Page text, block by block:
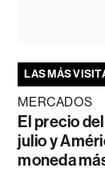
LAS MÁS
MERCADOS
El precio
julio y
moneda